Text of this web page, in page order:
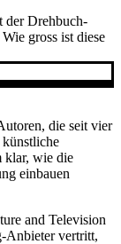
der Drehbuch-
gross ist diese
die seit vier
klar, wie die
einbauen
and Television
Anbieter vertritt,